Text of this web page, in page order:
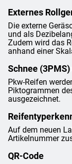
Externes
Die externe
und als
Zudem wird das
anhand einer
Schnee
Pkw-Reifen
Piktogrammen
ausgezeichnet.
Auf dem neuen
Artikelnummer
QR-Code